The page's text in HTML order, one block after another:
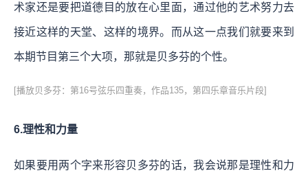
术家还是要把道德目的放在心里面，通过他的艺术努力去
接近这样的天堂、这样的境界。而从这一点我们就要来到
本期节目第三个大项，那就是贝多芬的个性。
[播放贝多芬：第16号弦乐四重奏，作品135，第四乐章音乐片段]
6.理性和力量
如果要用两个字来形容贝多芬的话，我会说那是理性和力